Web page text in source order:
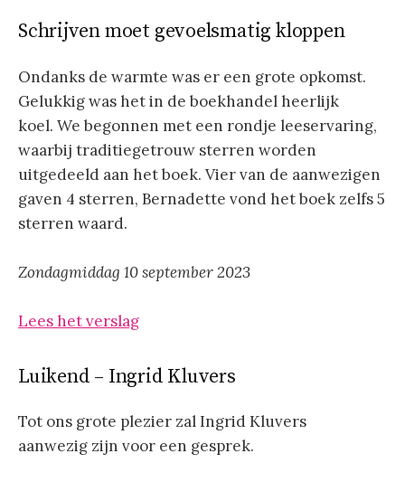
Schrijven moet gevoelsmatig kloppen
Ondanks de warmte was er een grote opkomst.
Gelukkig was het in de boekhandel heerlijk
koel. We begonnen met een rondje leeservaring,
waarbij traditiegetrouw sterren worden
uitgedeeld aan het boek. Vier van de aanwezigen
gaven 4 sterren, Bernadette vond het boek zelfs 5
sterren waard.
Zondagmiddag 10 september 2023
Lees het verslag
Luikend – Ingrid Kluvers
Tot ons grote plezier zal Ingrid Kluvers
aanwezig zijn voor een gesprek.